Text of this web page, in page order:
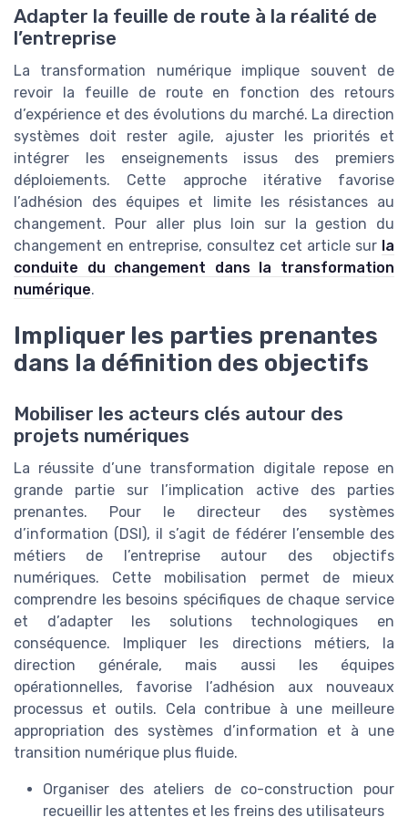
Adapter la feuille de route à la réalité de
l’entreprise
La transformation numérique implique souvent de
revoir la feuille de route en fonction des retours
d’expérience et des évolutions du marché. La direction
systèmes doit rester agile, ajuster les priorités et
intégrer les enseignements issus des premiers
déploiements. Cette approche itérative favorise
l’adhésion des équipes et limite les résistances au
changement. Pour aller plus loin sur la gestion du
changement en entreprise, consultez cet article sur la
conduite du changement dans la transformation
numérique.
Impliquer les parties prenantes
dans la définition des objectifs
Mobiliser les acteurs clés autour des
projets numériques
La réussite d’une transformation digitale repose en
grande partie sur l’implication active des parties
prenantes. Pour le directeur des systèmes
d’information (DSI), il s’agit de fédérer l’ensemble des
métiers de l’entreprise autour des objectifs
numériques. Cette mobilisation permet de mieux
comprendre les besoins spécifiques de chaque service
et d’adapter les solutions technologiques en
conséquence. Impliquer les directions métiers, la
direction générale, mais aussi les équipes
opérationnelles, favorise l’adhésion aux nouveaux
processus et outils. Cela contribue à une meilleure
appropriation des systèmes d’information et à une
transition numérique plus fluide.
Organiser des ateliers de co-construction pour
recueillir les attentes et les freins des utilisateurs